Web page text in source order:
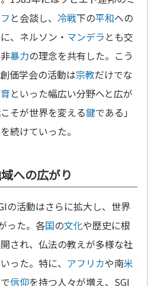
と会談し、 冷戦下の平和への
、ネルソン・ マンデラ とも交
暴力の理念を共有した。こう
価学会の活動は宗教だけでな
といった幅広い分野へと広が
そが世界を変える鍵である」
続けていった。
への広がり
の活動はさらに拡大し、世界
った。各国の文化や歴史に根
され、仏法の教えが多様な社
った。特に、 アフリカや南米
信仰を持つ人々が増え、SGI